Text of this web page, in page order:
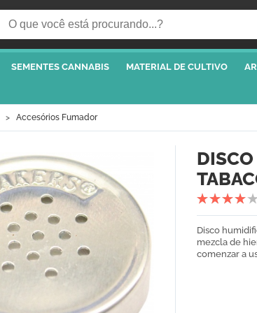
SEMENTES CANNABIS MATERIAL DE CULTIVO
Accesórios Fumador
Disco
mezcla de
comenzar a